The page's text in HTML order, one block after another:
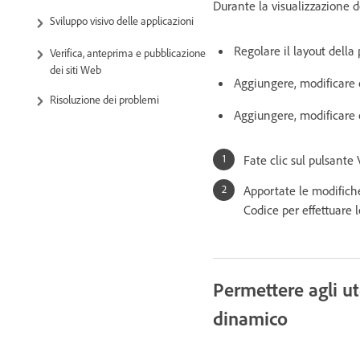
Sviluppo visivo delle applicazioni
Verifica, anteprima e pubblicazione
dei siti Web
Risoluzione dei problemi
Durante la visualizzazione
Regolare il layout
Aggiungere,
Aggiungere,
Fate clic sul pulsante
Apportate le
Codice per effettuare
Permettere agli
dinamico